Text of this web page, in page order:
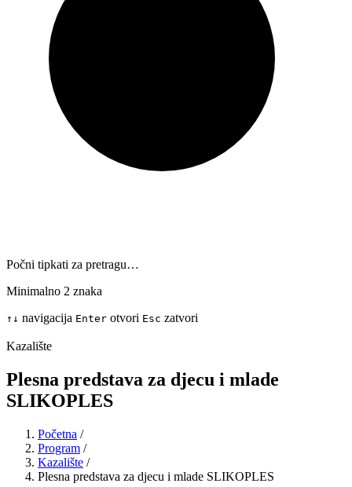
Počni tipkati za pretragu…
Minimalno 2 znaka
↑ ↓ navigacija Enter otvori Esc zatvori
Kazalište
Plesna predstava za djecu i mlade
SLIKOPLES
Početna /
Program /
Kazalište /
Plesna predstava za djecu i mlade SLIKOPLES